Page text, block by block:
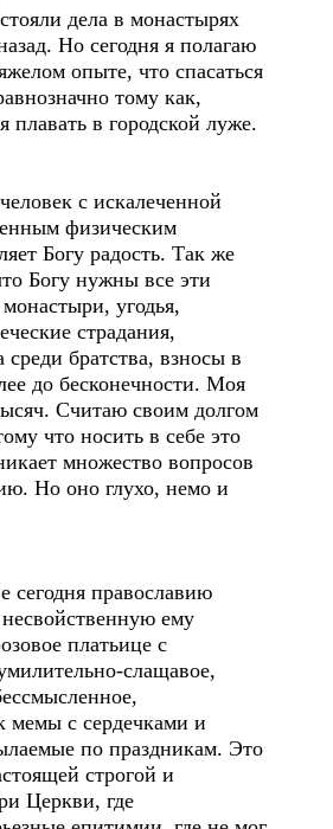
дела в монастырях
Но сегодня я полагаю
опыте, что спасаться
тому как,
плавать в городской луже.
с искалеченной
физическим
Богу радость. Так же
Богу нужны все эти
угодья,
страдания,
среди братства, взносы в
до бесконечности. Моя
Считаю своим долгом
что носить в себе это
множество вопросов
Но оно глухо, немо и
сегодня православию
ему
платьице с
слащавое,
мемы с сердечками и
по праздникам. Это
строгой и
Церкви, где